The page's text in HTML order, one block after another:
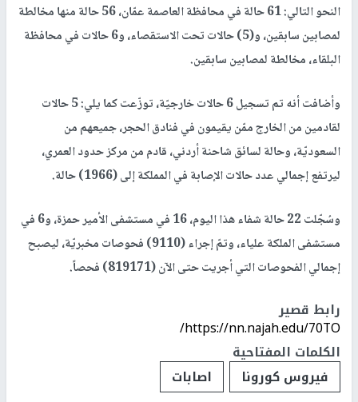
النحو التالي: 61 حالة في محافظة العاصمة عمّان، 56 حالة منها مخالطة
لمصابين سابقين، و(5) حالات تحت الاستقصاء، و6 حالات في محافظة
البلقاء، مخالطة لمصابين سابقين.
وأضافت أنه تم تسجيل 6 حالات خارجيّة، توزّعت كما يلي: 5 حالات
لقادمين من الخارج ممّن يقيمون في فنادق الحجر، جميعهم من
السعوديّة، وحالة لسائق شاحنة أردني، قادم من مركز حدود العمري،
ليرتفع إجمالي عدد حالات الإصابة في المملكة إلى (1966) حالة.
وسُجّلت 22 حالة شفاء هذا اليوم، 16 في مستشفى الأمير حمزة، و6 في
مستشفى الملكة علياء، وتمّ إجراء (9110) فحوصات مخبريّة، ليصبح
إجمالي الفحوصات التي أجريت حتى الآن (819171) فحصاً.
رابط قصير
https://nn.najah.edu/70TO/
الكلمات المفتاحية
فيروس كورونا
اصابات